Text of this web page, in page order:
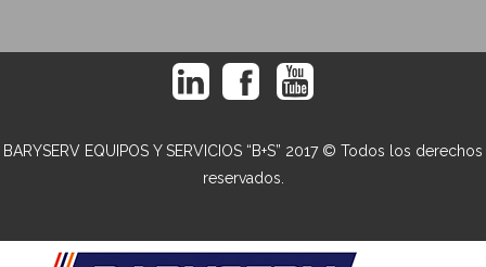
BARYSERV EQUIPOS Y SERVICIOS “B+S” 2017 © Todos los derechos
reservados.